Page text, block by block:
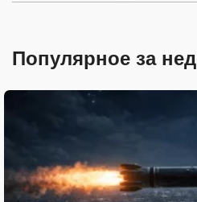
Популярное за